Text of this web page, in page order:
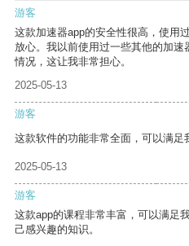
游客
这款加速器app的安全性很高，使用
放心。我以前使用过一些其他的加
情况，这让我非常担心。
2025-05-13
游客
这款软件的功能非常全面，可以满足
2025-05-13
游客
这款app的课程非常丰富，可以满足
己感兴趣的知识。